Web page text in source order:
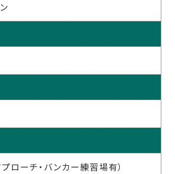
ローチ・バンカー練習場有）